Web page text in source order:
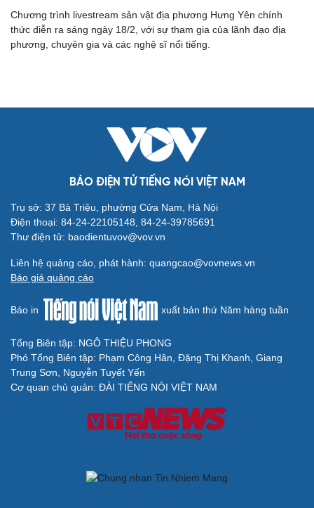
Chương trình livestream sản vật địa phương Hưng Yên chính
thức diễn ra sáng ngày 18/2, với sự tham gia của lãnh đạo địa
phương, chuyên gia và các nghệ sĩ nổi tiếng.
BÁO ĐIỆN TỬ TIẾNG NÓI VIỆT NAM
Trụ sở: 37 Bà Triệu, phường Cửa Nam, Hà Nội
Điện thoại: 84-24-22105148, 84-24-39785691
Thư điện tử: baodientuvov@vov.vn
Liên hệ quảng cáo, phát hành: quangcao@vovnews.vn
Báo giá quảng cáo
Báo in xuất bản thứ Năm hàng tuần
Tổng Biên tập: NGÔ THIỆU PHONG
Phó Tổng Biên tập: Phạm Công Hân, Đặng Thị Khanh, Giang
Trung Sơn, Nguyễn Tuyết Yến
Cơ quan chủ quản: ĐÀI TIẾNG NÓI VIỆT NAM